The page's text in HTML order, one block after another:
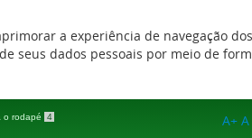
a experiência de navegação
seus dados pessoais por meio de
o rodapé 4 A+ A